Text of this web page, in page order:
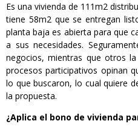
Es una vivienda de 111m2
tiene 58m2 que se entregan
planta baja es abierta para que
a sus necesidades.
negocios, mientras que otros
procesos participativos opinan
lo que buscaron, lo cual quiere
la propuesta.
¿Aplica el bono de vivienda